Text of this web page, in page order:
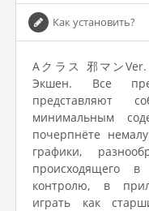
Как установить?
Aクラス 邪マン
Экшен. Все
представляют
минимальным
почерпнёте
графики,
происходящего
контролю, в
играть как